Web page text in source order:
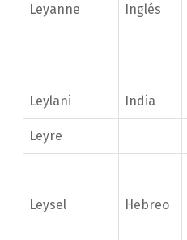
Leyanne Inglés
Leylani India
Leyre
Leysel Hebreo